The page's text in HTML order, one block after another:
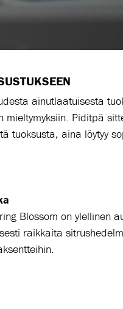
ainutlaatuisesta
mieltymyksiin. Piditpä
tuoksusta, aina löytyy
Blossom on ylellinen
raikkaita